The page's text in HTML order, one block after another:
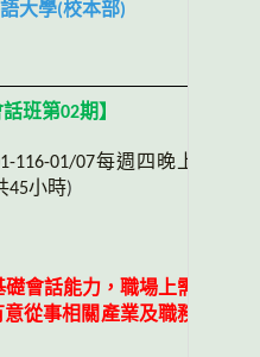
大學(校本部)
話班第02期】
116-01/07每週四晚上
45小時)
會話能力，職場上需
從事相關產業及職務